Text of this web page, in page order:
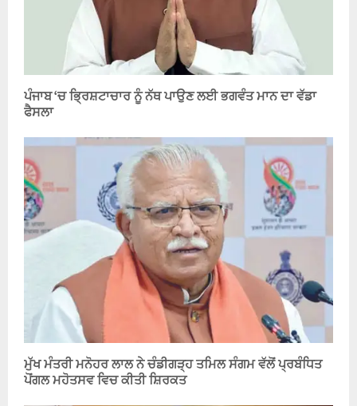
ਪੰਜਾਬ ‘ਚ ਭ੍ਰਿਸ਼ਟਾਚਾਰ ਨੂੰ ਨੱਥ ਪਾਉਣ ਲਈ ਭਗਵੰਤ ਮਾਨ ਦਾ ਵੱਡਾ
ਫੈਸਲਾ
ਮੁੱਖ ਮੰਤਰੀ ਮਨੋਹਰ ਲਾਲ ਨੇ ਚੰਡੀਗੜ੍ਹ ਤਮਿਲ ਸੰਗਮ ਵੱਲੋਂ ਪ੍ਰਬੰਧਿਤ
ਪੋਂਗਲ ਮਹੋਤਸਵ ਵਿਚ ਕੀਤੀ ਸ਼ਿਰਕਤ